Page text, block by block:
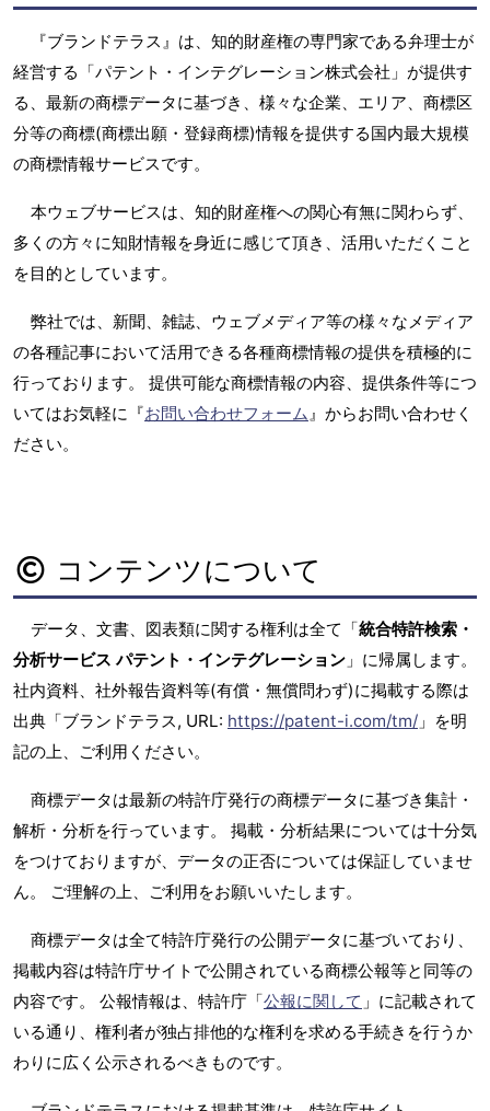
『ブランドテラス』は、知的財産権の専門家である弁理士が
経営する「パテント・インテグレーション株式会社」が提供す
る、最新の商標データに基づき、様々な企業、エリア、商標区
分等の商標(商標出願・登録商標)情報を提供する国内最大規模
の商標情報サービスです。
本ウェブサービスは、知的財産権への関心有無に関わらず、
多くの方々に知財情報を身近に感じて頂き、活用いただくこと
を目的としています。
弊社では、新聞、雑誌、ウェブメディア等の様々なメディア
の各種記事において活用できる各種商標情報の提供を積極的に
行っております。 提供可能な商標情報の内容、提供条件等につ
いてはお気軽に『お問い合わせフォーム 』からお問い合わせく
ださい。
コンテンツについて
データ、文書、図表類に関する権利は全て「統合特許検索・
分析サービス パテント・インテグレーション 」に帰属します。
社内資料、社外報告資料等(有償・無償問わず)に掲載する際は
出典「ブランドテラス, URL: https://patent-i.com/tm/ 」を明
記の上、ご利用ください。
商標データは最新の特許庁発行の商標データに基づき集計・
解析・分析を行っています。 掲載・分析結果については十分気
をつけておりますが、データの正否については保証していませ
ん。 ご理解の上、ご利用をお願いいたします。
商標データは全て特許庁発行の公開データに基づいており、
掲載内容は特許庁サイトで公開されている商標公報等と同等の
内容です。 公報情報は、特許庁「公報に関して 」に記載されて
いる通り、権利者が独占排他的な権利を求める手続きを行うか
わりに広く公示されるべきものです。